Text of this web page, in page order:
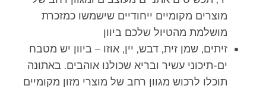
מוצרים מקומיים ייחודיים שישמשו כמזכרת
מושלמת מהטיול שלכם ביוון
זיתים, שמן זית, דבש, יין, אוזו – ביוון יש מטבח
ים-תיכוני עשיר ובריא שכולנו אוהבים. באתונה
תוכלו לרכוש מגוון רחב של מוצרי מזון מקומיים